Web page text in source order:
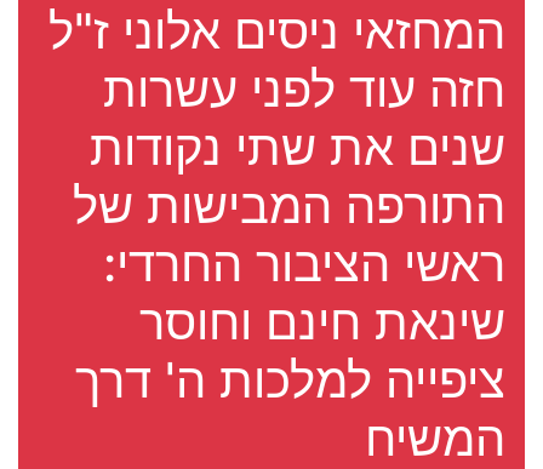
המחזאי ניסים אלוני ז"ל
חזה עוד לפני עשרות
שנים את שתי נקודות
התורפה המבישות של
ראשי הציבור החרדי:
שינאת חינם וחוסר
ציפייה למלכות ה' דרך
המשיח